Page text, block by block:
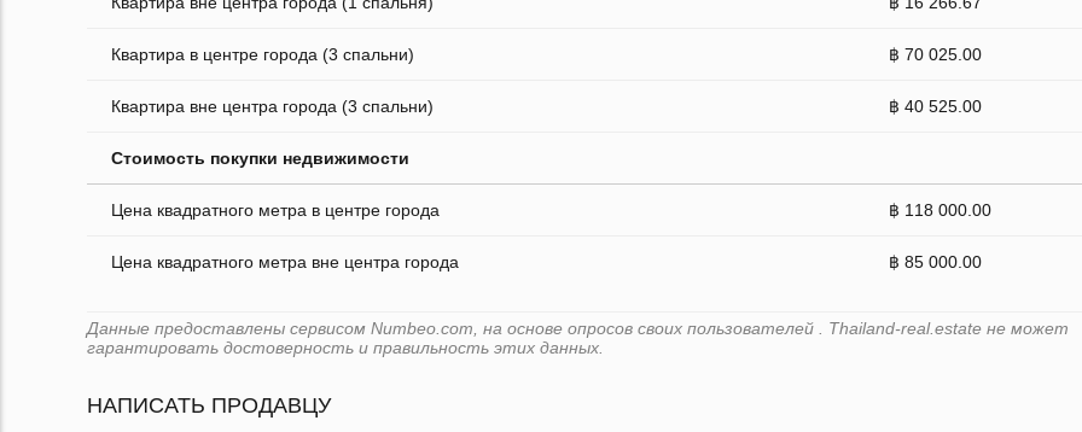
Квартира в центре города (3 спальни) ฿ 70 025.00
Квартира вне центра города (3 спальни) ฿ 40 525.00
Стоимость покупки недвижимости
Цена квадратного метра в центре города ฿ 118 000.00
Цена квадратного метра вне центра города ฿ 85 000.00
Данные предоставлены сервисом Numbeo.com, на основе опросов своих пользователей . Thailand-real.estate не может
гарантировать достоверность и правильность этих данных.
НАПИСАТЬ ПРОДАВЦУ